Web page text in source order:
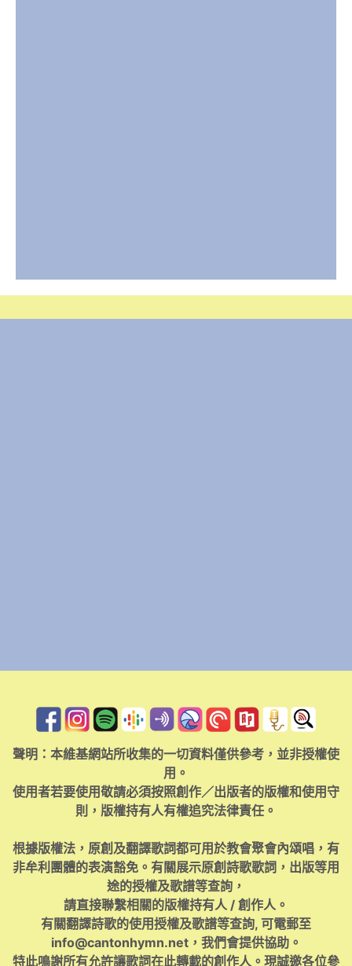
聲明：本維基網站所收集的一切資料僅供參考，並非授權使
用。
使用者若要使用敬請必須按照創作／出版者的版權和使用守
則，版權持有人有權追究法律責任。
根據版權法，原創及翻譯歌詞都可用於教會聚會內頌唱，有
非牟利團體的表演豁免。有關展示原創詩歌歌詞，出版等用
途的授權及歌譜等查詢，
請直接聯繫相關的版權持有人 / 創作人。
有關翻譯詩歌的使用授權及歌譜等查詢, 可電郵至
info@cantonhymn.net，我們會提供協助。
特此鳴謝所有允許讓歌詞在此轉載的創作人。現誠邀各位參